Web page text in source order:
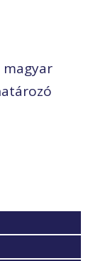
magyar